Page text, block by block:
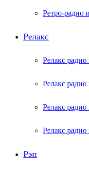
Ретро-радио
Релакс
Релакс радио
Релакс
Релакс радио
Релакс
Рэп